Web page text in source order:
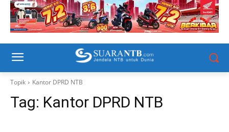
Topik Kantor DPRD NTB
Tag: Kantor DPRD NTB